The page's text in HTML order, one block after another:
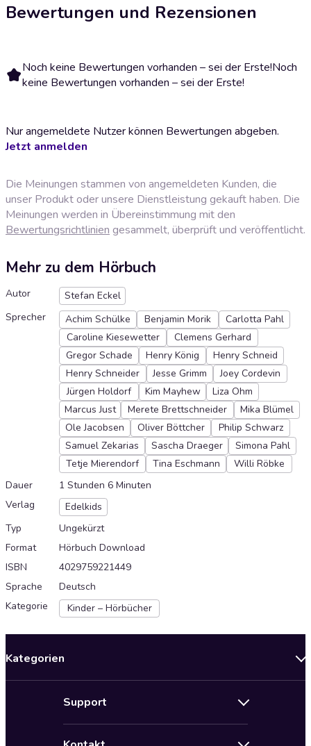
Bewertungen und Rezensionen
Noch keine Bewertungen vorhanden – sei der Erste!Noch
keine Bewertungen vorhanden – sei der Erste!
Nur angemeldete Nutzer können Bewertungen abgeben.
Jetzt anmelden
Die Meinungen stammen von angemeldeten Kunden, die
unser Produkt oder unsere Dienstleistung gekauft haben. Die
Meinungen werden in Übereinstimmung mit den
Bewertungsrichtlinien gesammelt, überprüft und veröffentlicht.
Mehr zu dem Hörbuch
Autor
Stefan Eckel
Sprecher
Achim Schülke Benjamin Morik
Carlotta Pahl
Caroline Kiesewetter
Clemens Gerhard
Gregor Schade
Henry König
Henry Schneid
Henry Schneider
Jesse Grimm
Joey Cordevin
Jürgen Holdorf
Kim Mayhew
Liza Ohm
Marcus Just
Merete Brettschneider
Mika Blümel
Ole Jacobsen
Oliver Böttcher
Philip Schwarz
Samuel Zekarias
Sascha Draeger
Simona Pahl
Tetje Mierendorf
Tina Eschmann
Willi Röbke
Dauer
1 Stunden 6 Minuten
Verlag
Edelkids
Typ
Ungekürzt
Format
Hörbuch Download
ISBN
4029759221449
Sprache
Deutsch
Kategorie
Kinder – Hörbücher
Kategorien
Support